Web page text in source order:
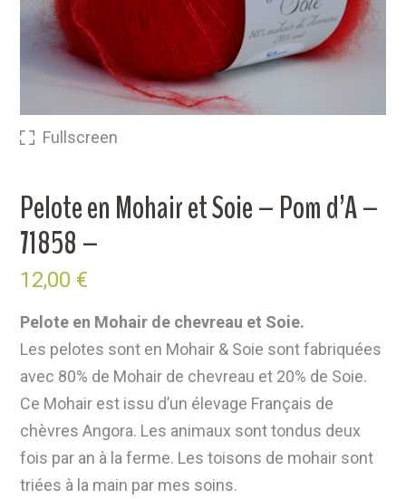
Fullscreen
Pelote en Mohair et Soie – Pom d’A –
71858 –
12,00 €
Pelote en Mohair de chevreau et Soie.
Les pelotes sont en Mohair & Soie sont fabriquées
avec 80% de Mohair de chevreau et 20% de Soie.
Ce Mohair est issu d’un élevage Français de
chèvres Angora. Les animaux sont tondus deux
fois par an à la ferme. Les toisons de mohair sont
triées à la main par mes soins.